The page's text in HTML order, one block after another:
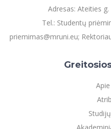
Adresas: Ateities
Tel.: Studentų
priemimas@mruni.eu;